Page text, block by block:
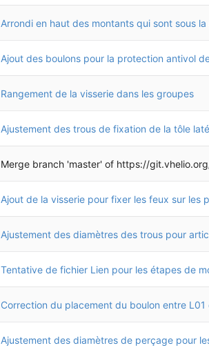
Ajout des boulons pour la protection antivol
Rangement de la visserie dans les groupes
Merge branch 'master' of https://git.vhelio.org/vhelio/
Tentative de fichier Lien pour les étapes de
Correction du placement du boulon entre L01